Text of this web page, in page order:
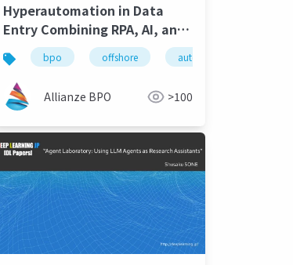
home improvement light automation
Hyperautomation in Data
Entry Combining RPA, AI, and
OCR for Maximum Efficiency
bpo offshore automation
Allianze BPO >100